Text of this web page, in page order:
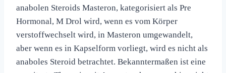
anabolen Steroids Masteron, kategorisiert als Pre
Hormonal, M Drol wird, wenn es vom Körper
verstoffwechselt wird, in Masteron umgewandelt,
aber wenn es in Kapselform vorliegt, wird es nicht als
anaboles Steroid betrachtet. Bekannter­maßen ist eine